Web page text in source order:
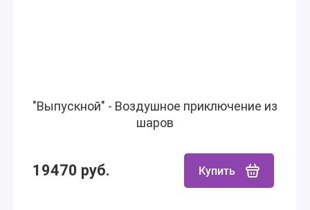
"Выпускной" - Воздушное приключение из
шаров
19470 руб. Купить